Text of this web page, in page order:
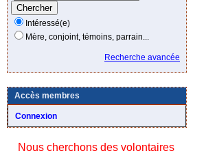
Intéressé(e)
Mère, conjoint, témoins, parrain...
Recherche avancée
Accès membres
Connexion
Nous cherchons des volontaires